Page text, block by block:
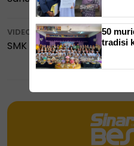
VIDEO BESTARI
SMK Sijangkang Jaya juara
50
tradisi